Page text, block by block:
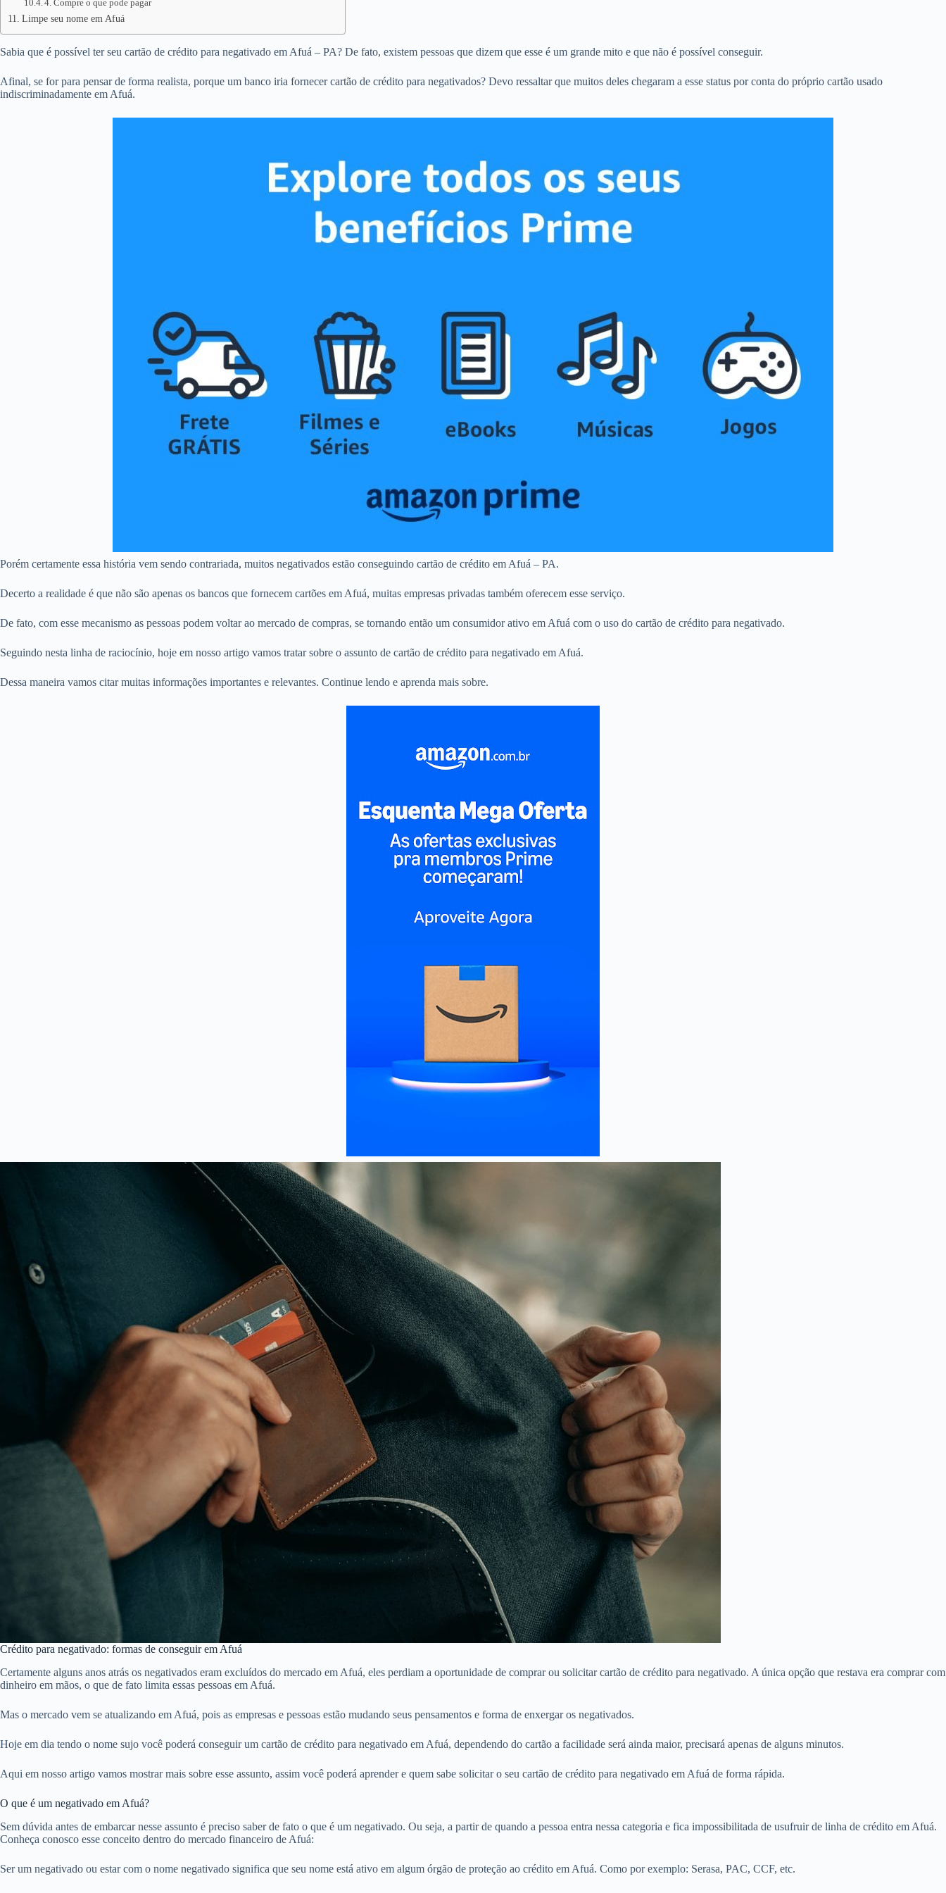
4. Compre o que pode pagar
Limpe seu nome em Afuá
Sabia que é possível ter seu cartão de crédito para negativado em Afuá – PA? De fato, existem pessoas que dizem que esse é um grande mito e que não é possível conseguir.
Afinal, se for para pensar de forma realista, porque um banco iria fornecer cartão de crédito para negativados? Devo ressaltar que muitos deles chegaram a esse status por conta do próprio cartão usado
indiscriminadamente em Afuá.
Porém certamente essa história vem sendo contrariada, muitos negativados estão conseguindo cartão de crédito em Afuá – PA.
Decerto a realidade é que não são apenas os bancos que fornecem cartões em Afuá, muitas empresas privadas também oferecem esse serviço.
De fato, com esse mecanismo as pessoas podem voltar ao mercado de compras, se tornando então um consumidor ativo em Afuá com o uso do cartão de crédito para negativado.
Seguindo nesta linha de raciocínio, hoje em nosso artigo vamos tratar sobre o assunto de cartão de crédito para negativado em Afuá.
Dessa maneira vamos citar muitas informações importantes e relevantes. Continue lendo e aprenda mais sobre.
Crédito para negativado: formas de conseguir em Afuá
Certamente alguns anos atrás os negativados eram excluídos do mercado em Afuá, eles perdiam a oportunidade de comprar ou solicitar cartão de crédito para negativado. A única opção que restava era comprar com
dinheiro em mãos, o que de fato limita essas pessoas em Afuá.
Mas o mercado vem se atualizando em Afuá, pois as empresas e pessoas estão mudando seus pensamentos e forma de enxergar os negativados.
Hoje em dia tendo o nome sujo você poderá conseguir um cartão de crédito para negativado em Afuá, dependendo do cartão a facilidade será ainda maior, precisará apenas de alguns minutos.
Aqui em nosso artigo vamos mostrar mais sobre esse assunto, assim você poderá aprender e quem sabe solicitar o seu cartão de crédito para negativado em Afuá de forma rápida.
O que é um negativado em Afuá?
Sem dúvida antes de embarcar nesse assunto é preciso saber de fato o que é um negativado. Ou seja, a partir de quando a pessoa entra nessa categoria e fica impossibilitada de usufruir de linha de crédito em Afuá.
Conheça conosco esse conceito dentro do mercado financeiro de Afuá:
Ser um negativado ou estar com o nome negativado significa que seu nome está ativo em algum órgão de proteção ao crédito em Afuá. Como por exemplo: Serasa, PAC, CCF, etc.